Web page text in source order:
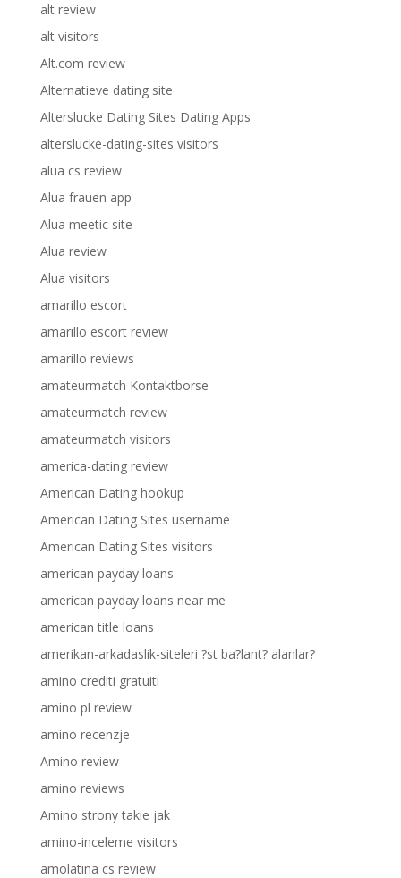
alt review
alt visitors
Alt.com review
Alternatieve dating site
Alterslucke Dating Sites Dating Apps
alterslucke-dating-sites visitors
alua cs review
Alua frauen app
Alua meetic site
Alua review
Alua visitors
amarillo escort
amarillo escort review
amarillo reviews
amateurmatch Kontaktborse
amateurmatch review
amateurmatch visitors
america-dating review
American Dating hookup
American Dating Sites username
American Dating Sites visitors
american payday loans
american payday loans near me
american title loans
amerikan-arkadaslik-siteleri ?st ba?lant? alanlar?
amino crediti gratuiti
amino pl review
amino recenzje
Amino review
amino reviews
Amino strony takie jak
amino-inceleme visitors
amolatina cs review